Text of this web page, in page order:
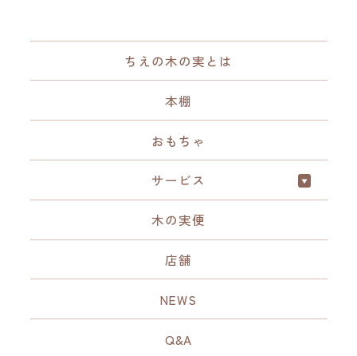
ちえの木の実とは
本棚
おもちゃ
サービス
木の実便
店舗
NEWS
Q&A